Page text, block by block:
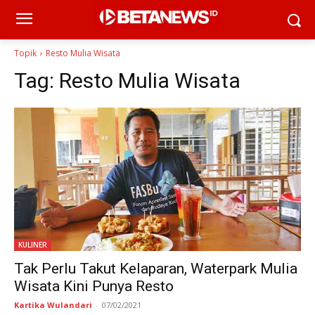
Topik Resto Mulia Wisata
Tag: Resto Mulia Wisata
KULINER
Tak Perlu Takut Kelaparan, Waterpark Mulia
Wisata Kini Punya Resto
Kartika Wulandari - 07/02/2021